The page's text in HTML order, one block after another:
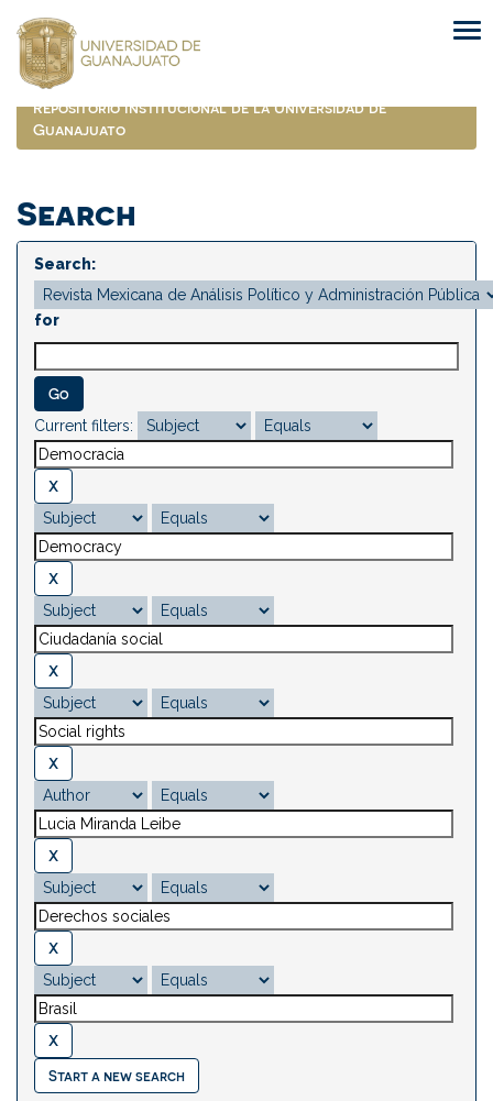
navigation
Repositorio Institucional de la Universidad de
Guanajuato
Search
Search:
for
Current filters:
Start a new search